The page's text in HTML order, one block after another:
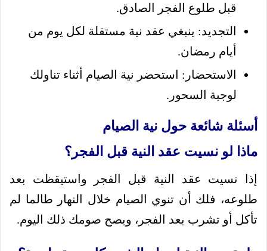
قبل طلوع الفجر الصادق.
التجديد: ينبغي عقد نية مستقلة لكل يوم من
أيام رمضان.
الاستحضار: استحضر نية الصيام أثناء تناولك
لوجبة السحور.
أسئلة شائعة حول نية الصيام
ماذا لو نسيت عقد النية قبل الفجر؟
إذا نسيت عقد النية قبل الفجر واستيقظت بعد
طلوعه، فلك أن تنوي الصيام خلال النهار طالما لم
تأكل أو تشرب بعد الفجر، ويصح صومك ذلك اليوم.